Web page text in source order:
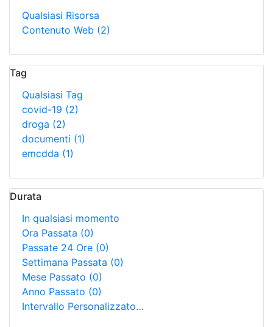
Qualsiasi Risorsa
Contenuto Web (2)
Tag
Qualsiasi Tag
covid-19 (2)
droga (2)
documenti (1)
emcdda (1)
Durata
In qualsiasi momento
Ora Passata (0)
Passate 24 Ore (0)
Settimana Passata (0)
Mese Passato (0)
Anno Passato (0)
Intervallo Personalizzato…